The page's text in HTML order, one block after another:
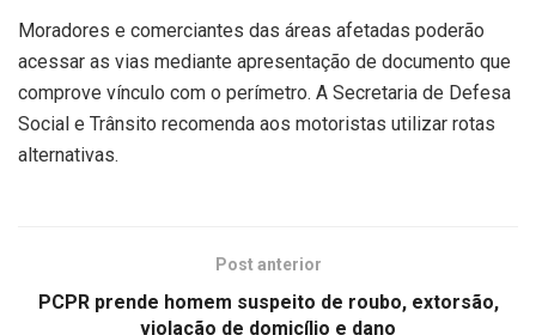
Moradores e comerciantes das áreas afetadas poderão
acessar as vias mediante apresentação de documento que
comprove vínculo com o perímetro. A Secretaria de Defesa
Social e Trânsito recomenda aos motoristas utilizar rotas
alternativas.
Post anterior
PCPR prende homem suspeito de roubo, extorsão,
violação de domicílio e dano